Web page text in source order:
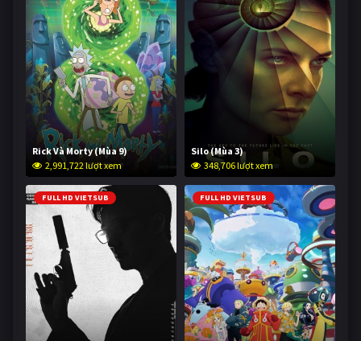
Rick Và Morty (Mùa 9)
2,991,722 lượt xem
Silo (Mùa 3)
348,706 lượt xem
FULL HD VIETSUB FULL HD VIETSUB